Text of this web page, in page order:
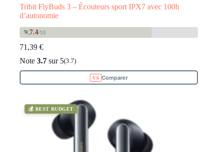
Tribit FlyBuds 3 – Écouteurs sport IPX7 avec 100h
d’autonomie
🏃7.4/10
71,39 €
Note 3.7 sur 5(3.7)
Comparer
💰 BEST BUDGET